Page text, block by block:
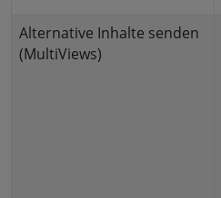
Alternative Inhalte senden
(MultiViews)